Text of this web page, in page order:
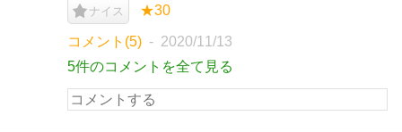
ナイス ★30
コメント(5)
2020/11/13
5件のコメントを全て見る